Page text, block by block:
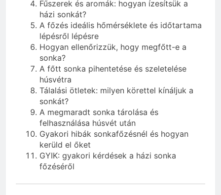
Fűszerek és aromák: hogyan ízesítsük a
házi sonkát?
A főzés ideális hőmérséklete és időtartama
lépésről lépésre
Hogyan ellenőrizzük, hogy megfőtt-e a
sonka?
A főtt sonka pihentetése és szeletelése
húsvétra
Tálalási ötletek: milyen körettel kínáljuk a
sonkát?
A megmaradt sonka tárolása és
felhasználása húsvét után
Gyakori hibák sonkafőzésnél és hogyan
kerüld el őket
GYIK: gyakori kérdések a házi sonka
főzéséről